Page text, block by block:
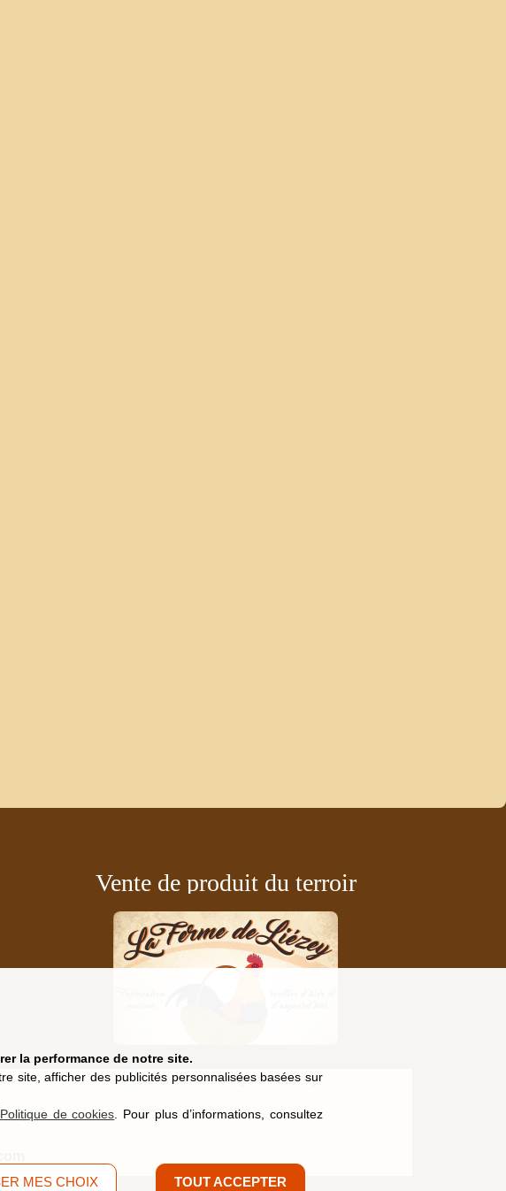
la performance de notre site.
site, afficher des publicités personnalisées basées sur
Politique de cookies . Pour plus d’informations, consultez
MES CHOIX TOUT ACCEPTER
Vente de produit du terroir